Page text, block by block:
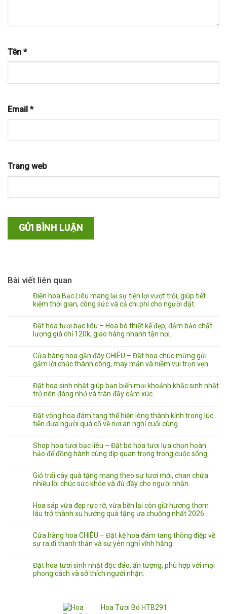
Tên *
Email *
Trang web
Bài viết liên quan
Điện hoa Bạc Liêu mang lại sự tiện lợi vượt trội, giúp tiết
kiệm thời gian, công sức và cả chi phí cho người đặt.
Đặt hoa tươi bạc liêu – Hoa bó thiết kế đẹp, đảm bảo chất
lượng giá chỉ 120k, giao hàng nhanh tận nơi.
Cửa hàng hoa gần đây CHIÊU – Đặt hoa chúc mừng gửi
gắm lời chúc thành công, may mắn và niềm vui trọn vẹn.
Đặt hoa sinh nhật giúp bạn biến mọi khoảnh khắc sinh nhật
trở nên đáng nhớ và tràn đầy cảm xúc.
Đặt vòng hoa đám tang thể hiện lòng thành kính trong lúc
tiễn đưa người quá cố về nơi an nghỉ cuối cùng.
Shop hoa tươi bạc liêu – Đặt bó hoa tươi lựa chọn hoàn
hảo để đồng hành cùng dịp quan trọng trong cuộc sống.
Giỏ trái cây quà tặng mang theo sự tươi mới, chan chứa
nhiều lời chúc sức khỏe và đủ đầy cho người nhận.
Hoa sáp vừa đẹp rực rỡ, vừa bền lại còn giữ hương thơm
lâu trở thành xu hướng quà tặng ưa chuộng nhất 2026.
Cửa hàng hoa CHIÊU – Đặt kệ hoa đám tang thông điệp về
sự ra đi thanh thản và sự yên nghỉ vĩnh hằng.
Đặt hoa tươi sinh nhật độc đáo, ấn tượng, phù hợp với mọi
phong cách và sở thích người nhận.
Hoa Tươi Bó HTB291